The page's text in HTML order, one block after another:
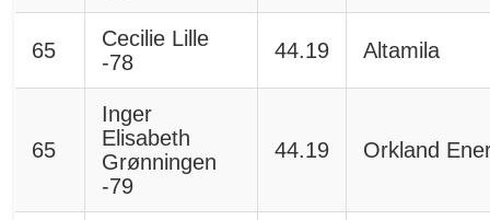
65
Cecilie Lille
-78
44.19 Altamila
65
Inger
Elisabeth
Grønningen
-79
44.19 Orkland